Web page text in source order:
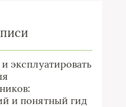
эксплуатировать
и понятный гид